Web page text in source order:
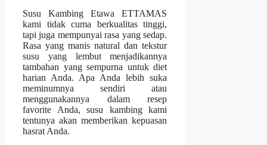
Susu Kambing Etawa ETTAMAS
kami tidak cuma berkualitas tinggi,
tapi juga mempunyai rasa yang sedap.
Rasa yang manis natural dan tekstur
susu yang lembut menjadikannya
tambahan yang sempurna untuk diet
harian Anda. Apa Anda lebih suka
meminumnya sendiri atau
menggunakannya dalam resep
favorite Anda, susu kambing kami
tentunya akan memberikan kepuasan
hasrat Anda.